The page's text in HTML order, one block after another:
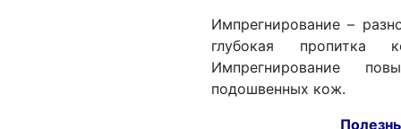
Импрегнирование –
глубокая пропитка
Импрегнирование
подошвенных кож.
Полезные